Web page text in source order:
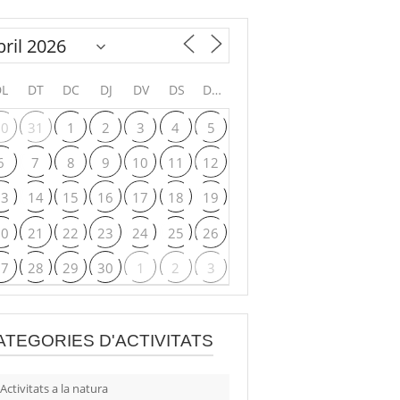
DT DC DJ DV DS DG
31 1 2 3 4
5
7 8 9 10 11
12
14 15 16 17 18
19
21 22 23 24 25
26
28 29 30 1 2 3
D'ACTIVITATS
Activitats a la natura